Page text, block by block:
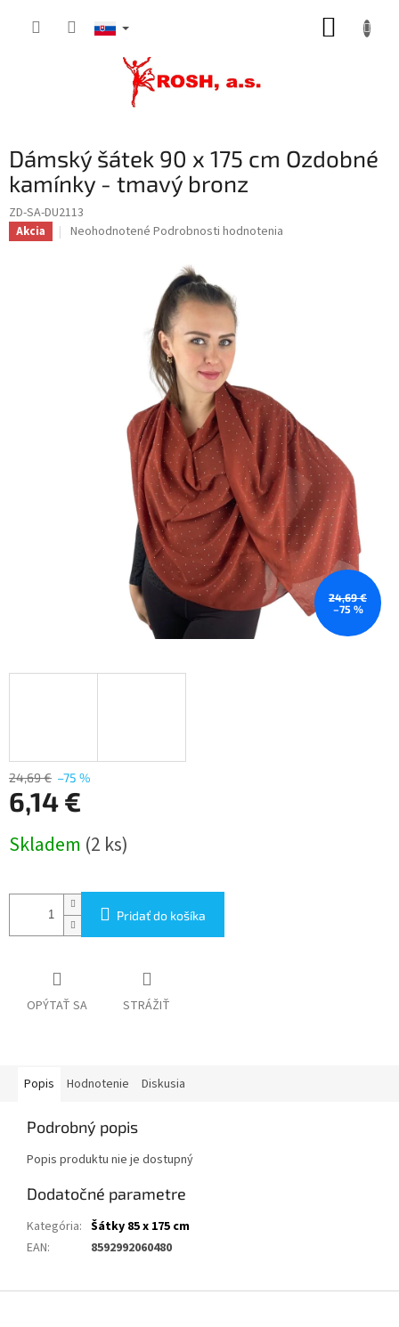
Dámský šátek 90 x 175 cm Ozdobné
kamínky - tmavý bronz
ZD-SA-DU2113
Akcia
Priemerné
Neohodnotené Podrobnosti hodnotenia
24,69 €
–75 %
24,69 € –75 %
6,14 €
cena:
Skladem (2 ks)
Pridať do košíka
OPÝTAŤ SA STRÁŽIŤ
Popis Hodnotenie Diskusia
Podrobný popis
Popis produktu nie je dostupný
Dodatočné parametre
Kategória: Šátky 85 x 175 cm
EAN: 8592992060480